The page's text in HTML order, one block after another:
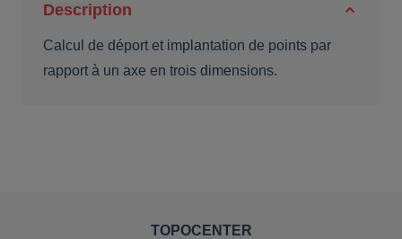
Description
Calcul de déport et implantation de points par
rapport à un axe en trois dimensions.
TOPOCENTER